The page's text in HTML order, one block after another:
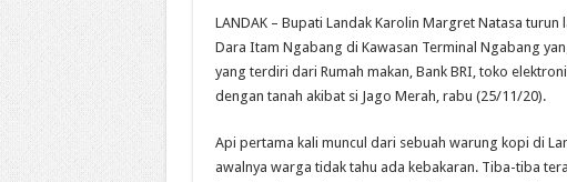
LANDAK – Bupati Landak Karolin Margret Natasa
Dara Itam Ngabang di Kawasan Terminal Ngabang
yang terdiri dari Rumah makan, Bank BRI, toko
dengan tanah akibat si Jago Merah, rabu (25/11/20).
Api pertama kali muncul dari sebuah warung kopi di
awalnya warga tidak tahu ada kebakaran. Tiba-tiba